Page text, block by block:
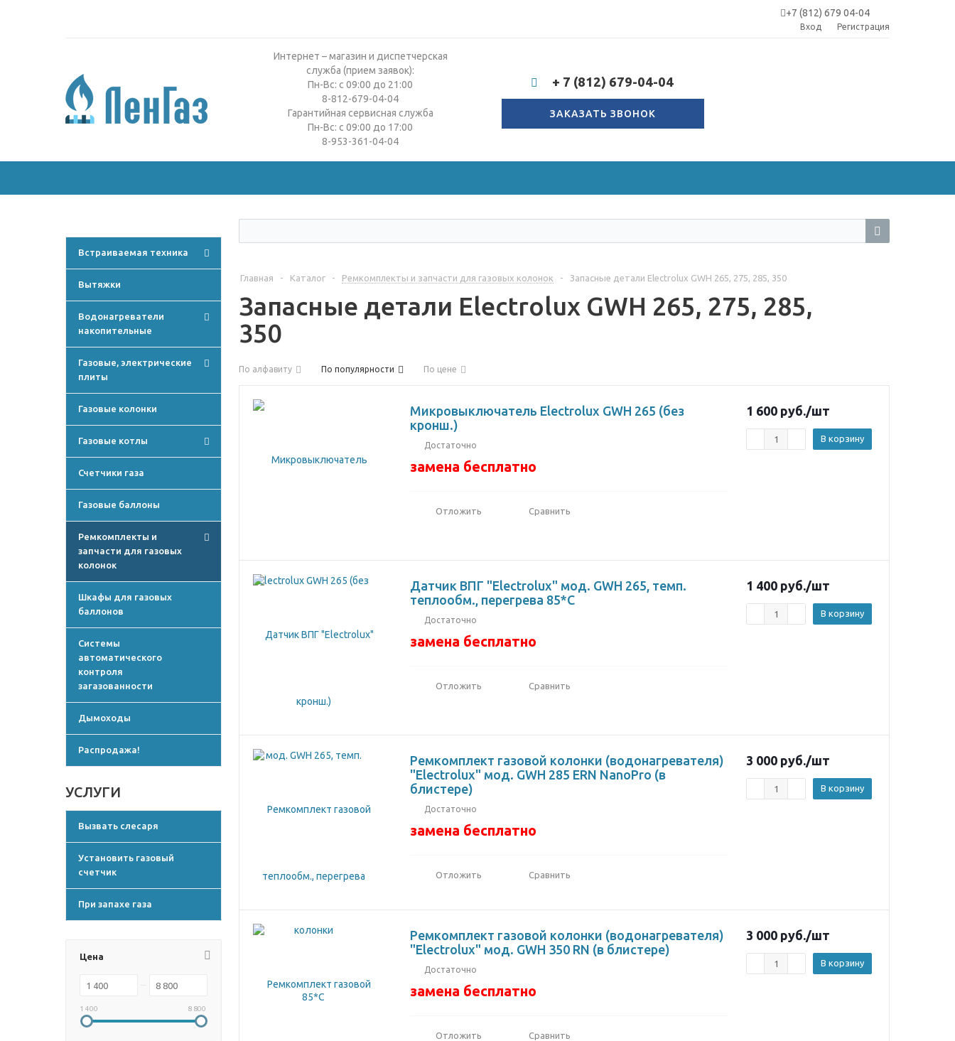
+7 (812) 679 04-04
Вход Регистрация
Интернет – магазин и диспетчерская
служба (прием заявок):
Пн-Вс: с 09:00 до 21:00
8-812-679-04-04
Гарантийная сервисная служба
Пн-Вс: с 09:00 до 17:00
8-953-361-04-04
+ 7 (812) 679-04-04
ЗАКАЗАТЬ ЗВОНОК
Встраиваемая техника
Вытяжки
Водонагреватели
накопительные
Газовые, электрические
плиты
Газовые колонки
Газовые котлы
Счетчики газа
Газовые баллоны
Ремкомплекты и
запчасти для газовых
колонок
Шкафы для газовых
баллонов
Системы
автоматического
контроля
загазованности
Дымоходы
Распродажа!
УСЛУГИ
Вызвать слесаря
Установить газовый
счетчик
При запахе газа
Цена
1 400 8 800
Главная - Каталог - Ремкомплекты и запчасти для газовых колонок - Запасные детали Electrolux GWH 265, 275, 285, 350
Запасные детали Electrolux GWH 265, 275, 285,
350
По алфавиту По популярности По цене
Микровыключатель Electrolux GWH 265 (без
кронш.)
Достаточно
замена бесплатно
Отложить Сравнить
1 600 руб./шт
В корзину
Датчик ВПГ "Electrolux" мод. GWH 265, темп.
теплообм., перегрева 85*С
Достаточно
замена бесплатно
Отложить Сравнить
1 400 руб./шт
В корзину
Ремкомплект газовой колонки (водонагревателя)
"Electrolux" мод. GWH 285 ERN NanoPro (в
блистере)
Достаточно
замена бесплатно
Отложить Сравнить
3 000 руб./шт
В корзину
Ремкомплект газовой колонки (водонагревателя)
"Electrolux" мод. GWH 350 RN (в блистере)
Достаточно
замена бесплатно
Отложить Сравнить
3 000 руб./шт
В корзину